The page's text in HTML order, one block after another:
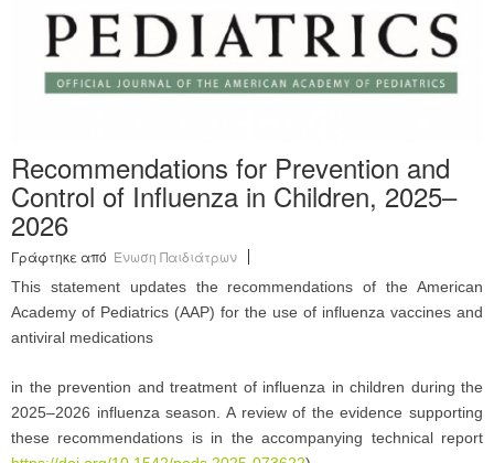
Recommendations for Prevention and
Control of Influenza in Children, 2025–
2026
Γράφτηκε από Ένωση Παιδιάτρων
This statement updates the recommendations of the American
Academy of Pediatrics (AAP) for the use of influenza vaccines and
antiviral medications
in the prevention and treatment of influenza in children during the
2025–2026 influenza season. A review of the evidence supporting
these recommendations is in the accompanying technical report